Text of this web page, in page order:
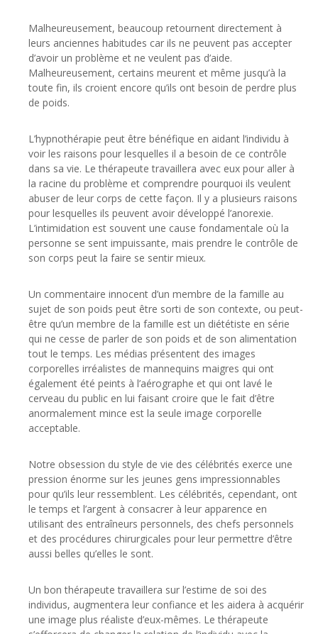
Malheureusement, beaucoup retournent directement à
leurs anciennes habitudes car ils ne peuvent pas accepter
d’avoir un problème et ne veulent pas d’aide.
Malheureusement, certains meurent et même jusqu’à la
toute fin, ils croient encore qu’ils ont besoin de perdre plus
de poids.
L’hypnothérapie peut être bénéfique en aidant l’individu à
voir les raisons pour lesquelles il a besoin de ce contrôle
dans sa vie. Le thérapeute travaillera avec eux pour aller à
la racine du problème et comprendre pourquoi ils veulent
abuser de leur corps de cette façon. Il y a plusieurs raisons
pour lesquelles ils peuvent avoir développé l’anorexie.
L’intimidation est souvent une cause fondamentale où la
personne se sent impuissante, mais prendre le contrôle de
son corps peut la faire se sentir mieux.
Un commentaire innocent d’un membre de la famille au
sujet de son poids peut être sorti de son contexte, ou peut-
être qu’un membre de la famille est un diététiste en série
qui ne cesse de parler de son poids et de son alimentation
tout le temps. Les médias présentent des images
corporelles irréalistes de mannequins maigres qui ont
également été peints à l’aérographe et qui ont lavé le
cerveau du public en lui faisant croire que le fait d’être
anormalement mince est la seule image corporelle
acceptable.
Notre obsession du style de vie des célébrités exerce une
pression énorme sur les jeunes gens impressionnables
pour qu’ils leur ressemblent. Les célébrités, cependant, ont
le temps et l’argent à consacrer à leur apparence en
utilisant des entraîneurs personnels, des chefs personnels
et des procédures chirurgicales pour leur permettre d’être
aussi belles qu’elles le sont.
Un bon thérapeute travaillera sur l’estime de soi des
individus, augmentera leur confiance et les aidera à acquérir
une image plus réaliste d’eux-mêmes. Le thérapeute